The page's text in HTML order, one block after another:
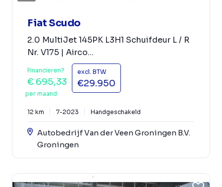
Fiat Scudo
2.0 MultiJet 145PK L3H1 Schuifdeur L / R
Nr. V175 | Airco...
Financieren?
€ 695,33
per maand
excl. BTW
€29.950
12 km 7-2023 Handgeschakeld
Autobedrijf Van der Veen Groningen B.V.
Groningen